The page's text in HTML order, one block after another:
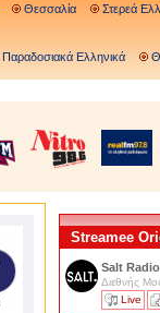
Θεσσαλία Στερεά
Παραδοσιακά Ελληνικά
Streamee
Salt Radio
Διεθνής
Live